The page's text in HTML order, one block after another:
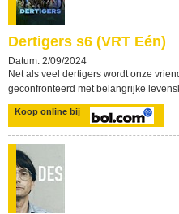
Dertigers s6 (VRT Eén)
Datum: 2/09/2024
Net als veel dertigers wordt onze
geconfronteerd met belangrijke
Koop online bij